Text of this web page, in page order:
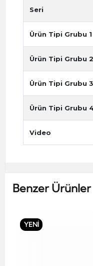
Seri
Ürün Tipi Grubu 1
Ürün Tipi Grubu 2
Ürün Tipi Grubu 3
Ürün Tipi Grubu
Video
Benzer Ürünler
YENİ